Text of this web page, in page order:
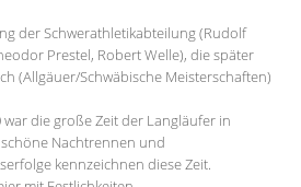
der Schwerathletikabteilung (Rudolf
Prestel, Robert Welle), die später
(Allgäuer/Schwäbische Meisterschaften)
war die große Zeit der Langläufer in
Nachtrennen und
kennzeichnen diese Zeit.